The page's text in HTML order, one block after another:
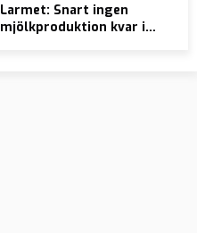
Larmet: Snart ingen
mjölkproduktion kvar i